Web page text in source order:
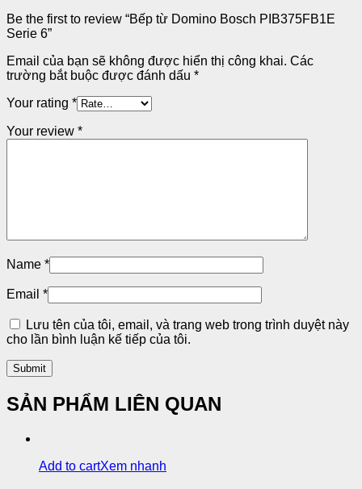
Be the first to review “Bếp từ Domino Bosch PIB375FB1E
Serie 6”
Email của bạn sẽ không được hiển thị công khai. Các
trường bắt buộc được đánh dấu *
Your rating *
Your review *
Name *
Email *
Lưu tên của tôi, email, và trang web trong trình duyệt này
cho lần bình luận kế tiếp của tôi.
SẢN PHẨM LIÊN QUAN
Add to cartXem nhanh